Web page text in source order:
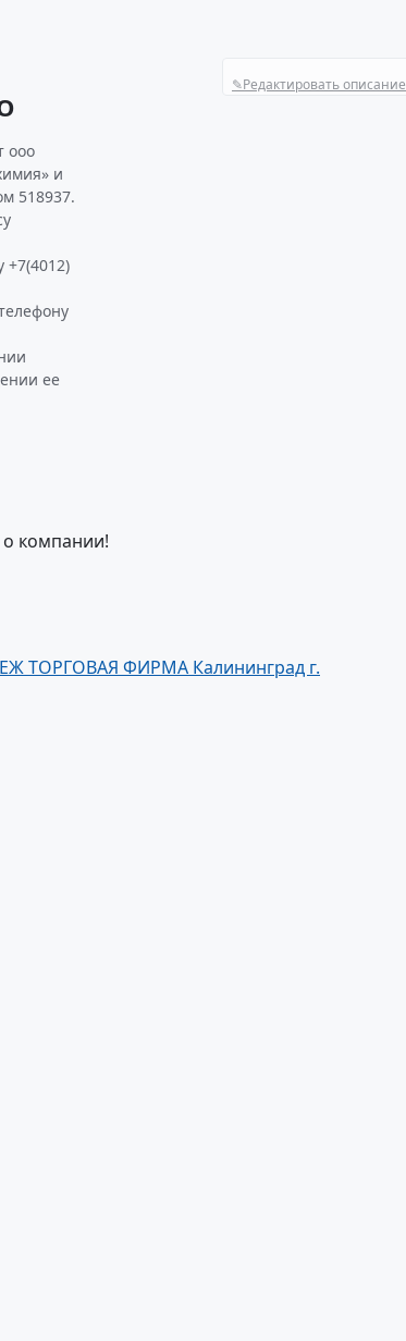
✎Редактировать описание
ооо
и
518937.
+7(4012)
ее
компании!
ТОРГОВАЯ ФИРМА Калининград г.